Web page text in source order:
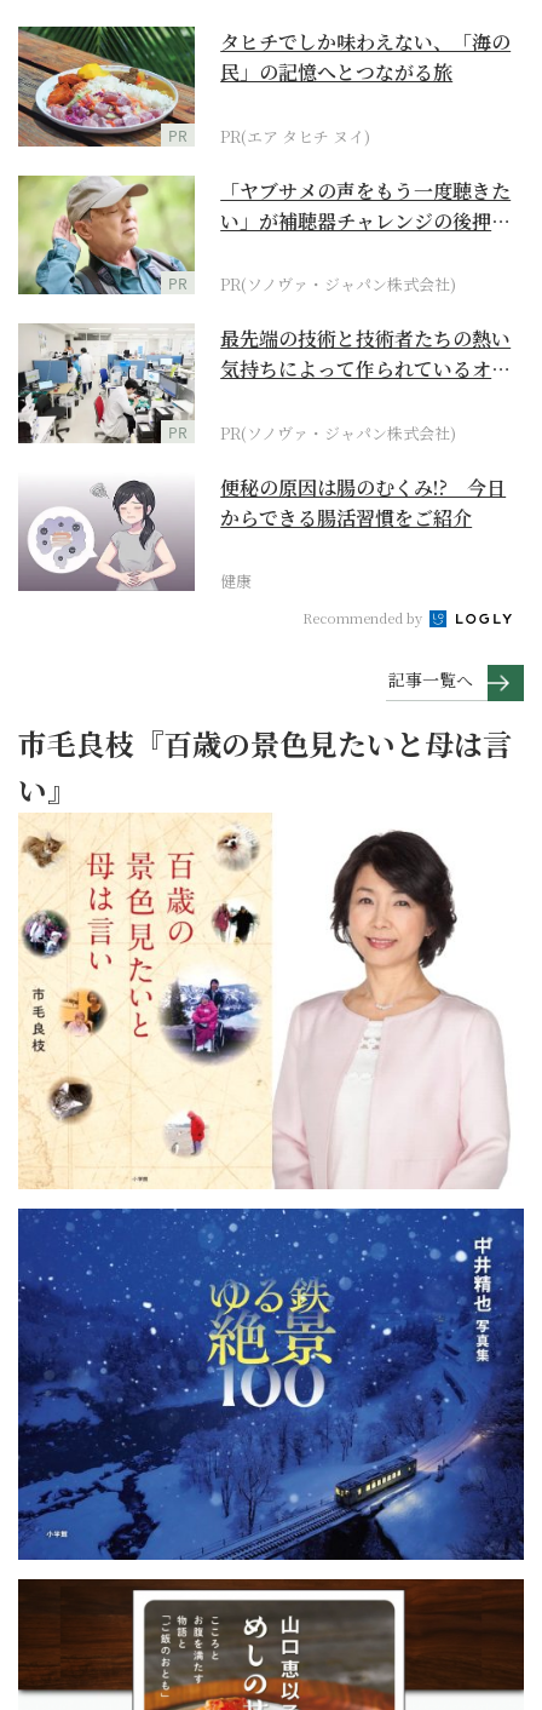
PR
タヒチでしか味わえない、「海の
民」の記憶へとつながる旅
PR(エア タヒチ ヌイ)
PR
「ヤブサメの声をもう一度聴きた
い」が補聴器チャレンジの後押し
PR(ソノヴァ・ジャパン株式会社)
PR
最先端の技術と技術者たちの熱い
気持ちによって作られているオー
PR(ソノヴァ・ジャパン株式会社)
便秘の原因は腸のむくみ!? 今日
からできる腸活習慣をご紹介
健康
Recommended by
記事一覧へ
市毛良枝『百歳の景色見たいと母は言
い』